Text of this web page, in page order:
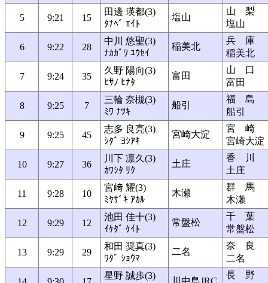
5 9:21 15
田邊 瑛都(3)
ﾀﾅﾍﾞ ｴｲﾄ
塩山
山 梨
塩山
6 9:22 28
中川 悠聖(3)
ﾅｶｶﾞﾜ ﾕｳｾｲ
稲美北
兵 庫
稲美北
7 9:24 35
久野 陽向(3)
ﾋｻﾉ ﾋﾅﾀ
富田
山 口
富田
8 9:25 7
三輪 奈槻(3)
ﾐﾜ ﾅﾂｷ
船引
福 島
船引
9 9:25 45
志多 良亮(3)
ｼﾀﾞ ﾖｼｱｷ
宮崎大淀
宮 崎
宮崎大淀
10 9:27 36
川下 凛久(3)
ｶﾜｼﾀ ﾘｸ
土庄
香 川
土庄
11 9:28 10
宮﨑 耀(3)
ﾐﾔｻﾞｷ ｱｶﾙ
木瀬
群 馬
木瀬
12 9:29 12
池田 佳十(3)
ｲｹﾀﾞ ｹｲﾄ
常盤松
千 葉
常盤松
13 9:29 29
和田 奨真(3)
ﾜﾀﾞ ｼｮｳﾏ
二名
奈 良
二名
星野 誠歩(3)
川中島JRC
長 野